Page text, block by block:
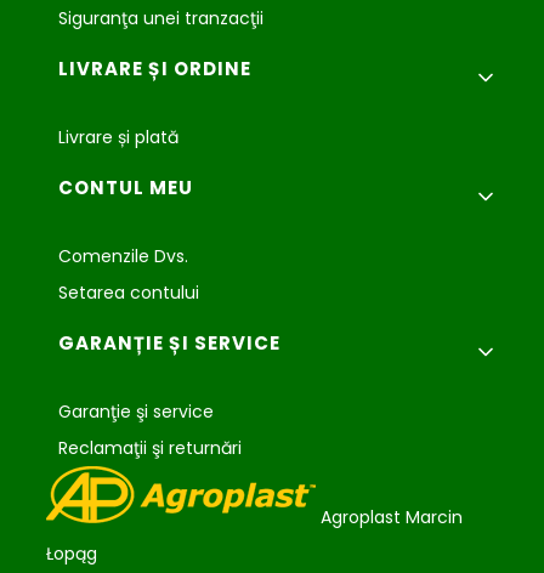
Siguranţa unei tranzacţii
LIVRARE ȘI ORDINE
Livrare și plată
CONTUL MEU
Comenzile Dvs.
Setarea contului
GARANȚIE ȘI SERVICE
Garanţie şi service
Reclamaţii şi returnări
Agroplast Marcin
Łopąg